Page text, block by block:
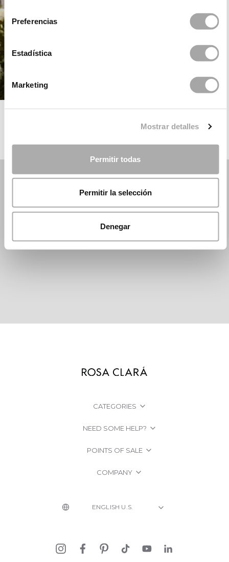
Preferencias
Estadística
Marketing
Mostrar detalles
Permitir todas
Permitir la selección
Denegar
ROSA CLARÁ
CATEGORIES
NEED SOME HELP?
POINTS OF SALE
COMPANY